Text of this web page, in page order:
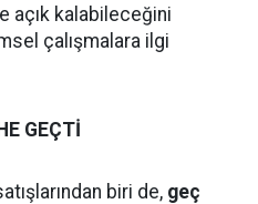
açık kalabileceğini
çalışmalara ilgi
GEÇTİ
biri de, geç